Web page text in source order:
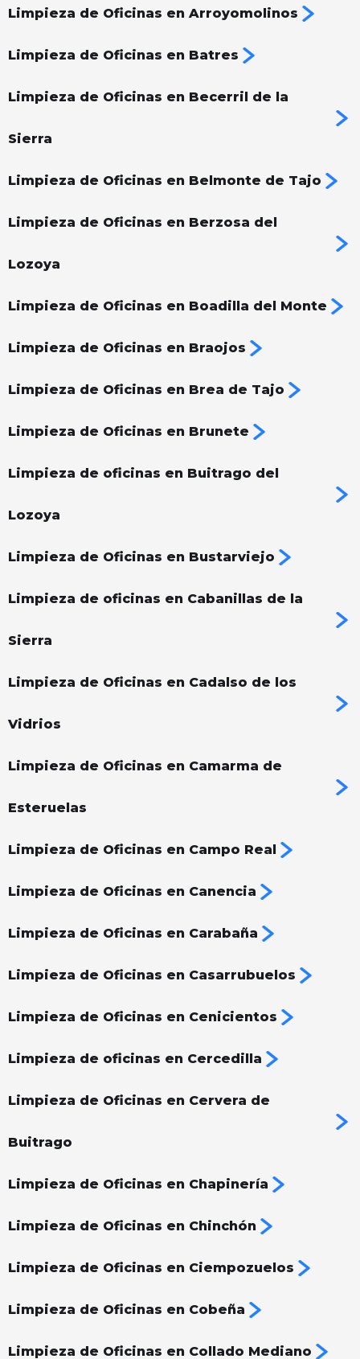
Limpieza de Oficinas en Arroyomolinos
Limpieza de Oficinas en Batres
Limpieza de Oficinas en Becerril de la
Sierra
Limpieza de Oficinas en Belmonte de Tajo
Limpieza de Oficinas en Berzosa del
Lozoya
Limpieza de Oficinas en Boadilla del Monte
Limpieza de Oficinas en Braojos
Limpieza de Oficinas en Brea de Tajo
Limpieza de Oficinas en Brunete
Limpieza de oficinas en Buitrago del
Lozoya
Limpieza de Oficinas en Bustarviejo
Limpieza de oficinas en Cabanillas de la
Sierra
Limpieza de Oficinas en Cadalso de los
Vidrios
Limpieza de Oficinas en Camarma de
Esteruelas
Limpieza de Oficinas en Campo Real
Limpieza de Oficinas en Canencia
Limpieza de Oficinas en Carabaña
Limpieza de Oficinas en Casarrubuelos
Limpieza de Oficinas en Cenicientos
Limpieza de oficinas en Cercedilla
Limpieza de Oficinas en Cervera de
Buitrago
Limpieza de Oficinas en Chapinería
Limpieza de Oficinas en Chinchón
Limpieza de Oficinas en Ciempozuelos
Limpieza de Oficinas en Cobeña
Limpieza de Oficinas en Collado Mediano